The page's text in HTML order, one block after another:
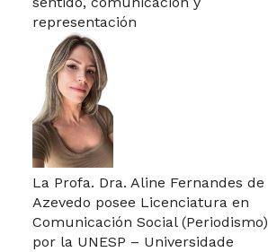
representación
La Profa. Dra. Aline Fernandes de
Azevedo posee Licenciatura en
Comunicación Social (Periodismo)
por la UNESP – Universidade